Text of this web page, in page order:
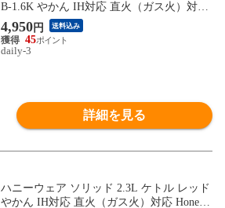
B-1.6K やかん IH対応 直火（ガス火）対応
FUJIHORO ほうろう ホーロー 【北海道・
沖縄は990円加算】 fuj223-25
4,950円 送料込み
45
daily-3
詳細を見る
ハニーウェア ソリッド 2.3L ケトル レッド
やかん IH対応 直火（ガス火）対応 Honey